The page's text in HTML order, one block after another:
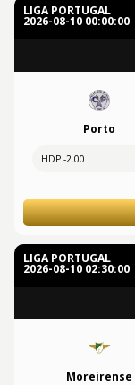
LIGA PORTUGAL
2026-08-10 00:00:00
Porto
HDP -2.00
LIGA PORTUGAL
2026-08-10 02:30:00
Moreirense